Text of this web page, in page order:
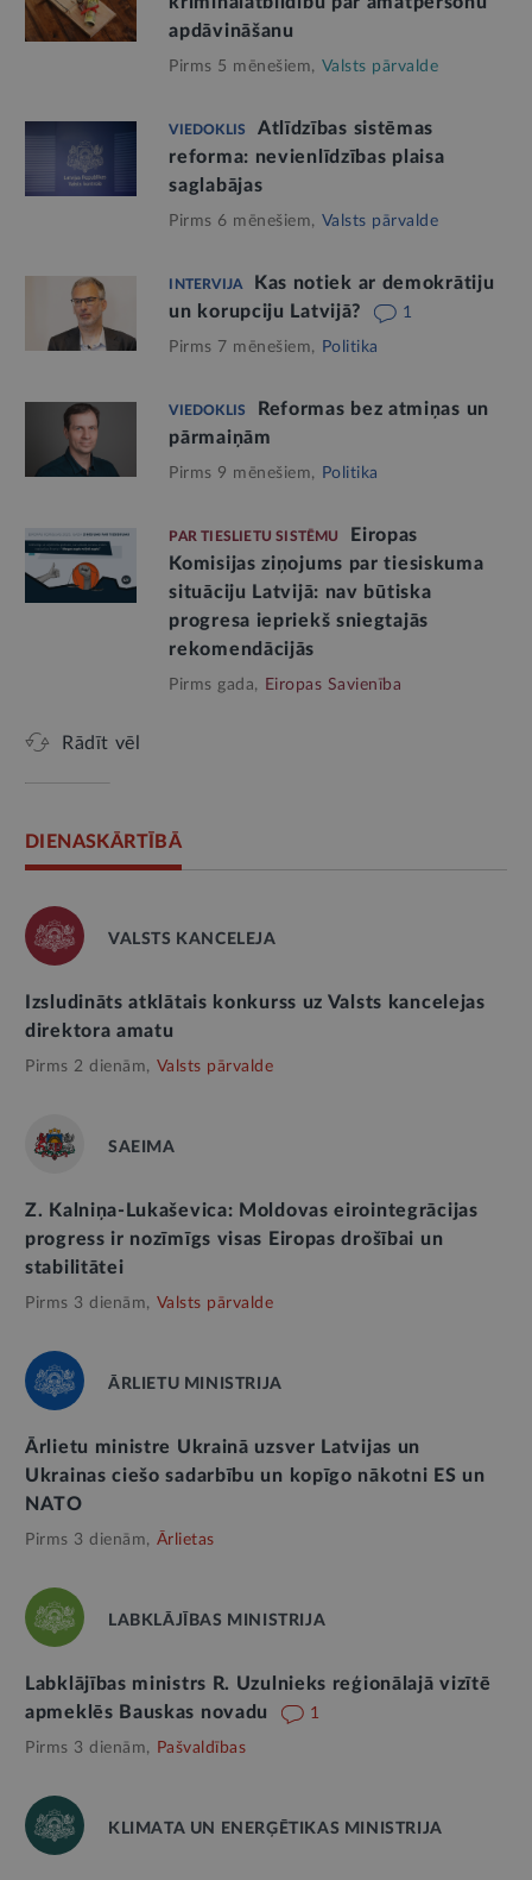
apdāvināšanu
Pirms 5 mēnešiem, Valsts pārvalde
VIEDOKLIS
Atlīdzības sistēmas
reforma: nevienlīdzības plaisa
saglabājas
Pirms 6 mēnešiem, Valsts pārvalde
INTERVIJA
Kas notiek ar demokrātiju
un korupciju Latvijā?
1
Pirms 7 mēnešiem, Politika
VIEDOKLIS
Reformas bez atmiņas un
pārmaiņām
Pirms 9 mēnešiem, Politika
PAR TIESLIETU SISTĒMU
Eiropas
Komisijas ziņojums par tiesiskuma
situāciju Latvijā: nav būtiska
progresa iepriekš sniegtajās
rekomendācijās
Pirms gada, Eiropas Savienība
Rādīt vēl
DIENASKĀRTĪBĀ
VALSTS KANCELEJA
Izsludināts atklātais konkurss uz Valsts kancelejas
direktora amatu
Pirms 2 dienām, Valsts pārvalde
SAEIMA
Z. Kalniņa-Lukaševica: Moldovas eirointegrācijas
progress ir nozīmīgs visas Eiropas drošībai un
stabilitātei
Pirms 3 dienām, Valsts pārvalde
ĀRLIETU MINISTRIJA
Ārlietu ministre Ukrainā uzsver Latvijas un
Ukrainas ciešo sadarbību un kopīgo nākotni ES un
NATO
Pirms 3 dienām, Ārlietas
LABKLĀJĪBAS MINISTRIJA
Labklājības ministrs R. Uzulnieks reģionālajā vizītē
apmeklēs Bauskas novadu
1
Pirms 3 dienām, Pašvaldības
KLIMATA UN ENERĢĒTIKAS MINISTRIJA